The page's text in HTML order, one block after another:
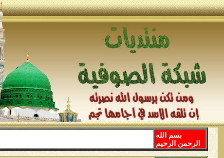
بسم الله
الرحمن الرحيم